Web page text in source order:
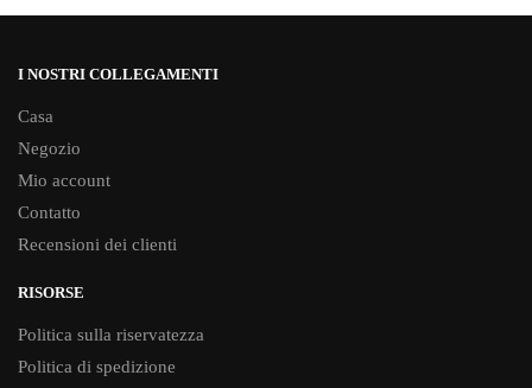
I NOSTRI COLLEGAMENTI
Casa
Negozio
Mio account
Contatto
Recensioni dei clienti
RISORSE
Politica sulla riservatezza
Politica di spedizione